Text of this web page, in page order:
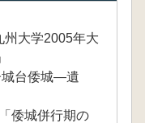
州大学2005年大
台倭城―遺
倭城併行期の